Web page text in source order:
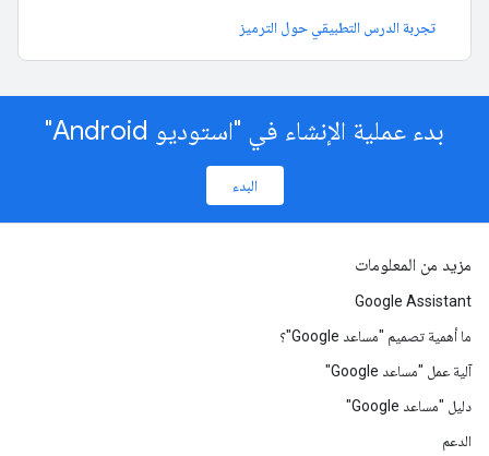
تجربة الدرس التطبيقي حول الترميز
بدء عملية الإنشاء في "استوديو Android"
البدء
مزيد من المعلومات
Google Assistant
ما أهمية تصميم "مساعد Google"؟
آلية عمل "مساعد Google"
دليل "مساعد Google"
الدعم